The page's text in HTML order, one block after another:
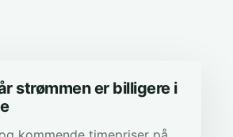
strømmen er billigere i